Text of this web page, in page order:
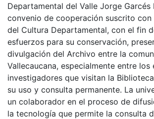
Departamental del Valle Jorge Garcés
convenio de cooperación suscrito con
del Cultura Departamental, con el fin
esfuerzos para su conservación,
divulgación del Archivo entre la
Vallecaucana, especialmente entre los
investigadores que visitan la
su uso y consulta permanente. La
un colaborador en el proceso de
la tecnología que permite la consulta